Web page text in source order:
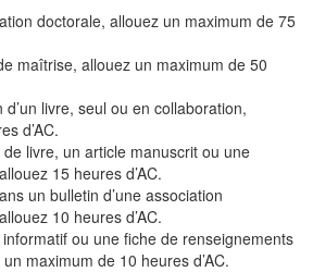
doctorale, allouez un maximum de 75
maîtrise, allouez un maximum de 50
livre, seul ou en collaboration,
d’AC.
livre, un article manuscrit ou une
15 heures d’AC.
un bulletin d’une association
10 heures d’AC.
ou une fiche de renseignements
maximum de 10 heures d’AC.